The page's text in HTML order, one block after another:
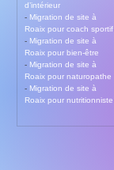
d’intérieur
- Migration de site à
Roaix pour coach sportif
- Migration de site à
Roaix pour bien-être
- Migration de site à
Roaix pour naturopathe
- Migration de site à
Roaix pour nutritionniste